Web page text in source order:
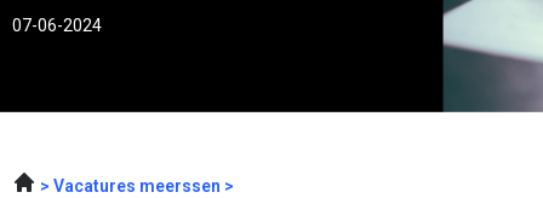
07-06-2024
Vacatures meerssen